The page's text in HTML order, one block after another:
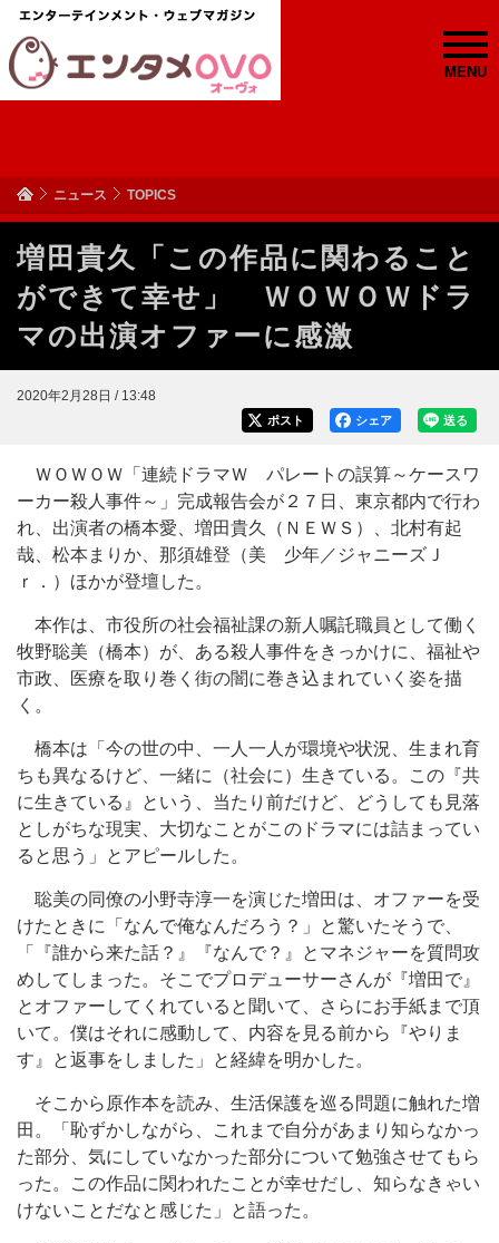
MENU
ニュース TOPICS
増田貴久「この作品に関わること
ができて幸せ」 ＷＯＷＯＷドラ
マの出演オファーに感激
2020年2月28日 / 13:48
送る
シェア
ポスト
ＷＯＷＯＷ「連続ドラマＷ パレートの誤算～ケースワ
ーカー殺人事件～」完成報告会が２７日、東京都内で行わ
れ、出演者の橋本愛、増田貴久（ＮＥＷＳ）、北村有起
哉、松本まりか、那須雄登（美 少年／ジャニーズＪ
ｒ．）ほかが登壇した。
本作は、市役所の社会福祉課の新人嘱託職員として働く
牧野聡美（橋本）が、ある殺人事件をきっかけに、福祉や
市政、医療を取り巻く街の闇に巻き込まれていく姿を描
く。
橋本は「今の世の中、一人一人が環境や状況、生まれ育
ちも異なるけど、一緒に（社会に）生きている。この『共
に生きている』という、当たり前だけど、どうしても見落
としがちな現実、大切なことがこのドラマには詰まってい
ると思う」とアピールした。
聡美の同僚の小野寺淳一を演じた増田は、オファーを受
けたときに「なんで俺なんだろう？」と驚いたそうで、
「『誰から来た話？』『なんで？』とマネジャーを質問攻
めしてしまった。そこでプロデューサーさんが『増田で』
とオファーしてくれていると聞いて、さらにお手紙まで頂
いて。僕はそれに感動して、内容を見る前から『やりま
す』と返事をしました」と経緯を明かした。
そこから原作本を読み、生活保護を巡る問題に触れた増
田。「恥ずかしながら、これまで自分があまり知らなかっ
た部分、気にしていなかった部分について勉強させてもら
った。この作品に関われたことが幸せだし、知らなきゃい
けないことだなと感じた」と語った。